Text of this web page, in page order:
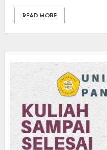
READ MORE